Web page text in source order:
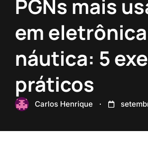
PGNs mais
em eletrônica
náutica: 5
práticos
Carlos Henrique